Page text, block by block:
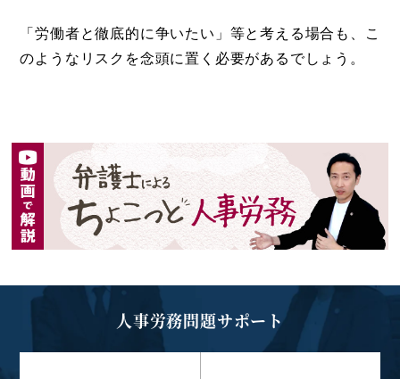
「労働者と徹底的に争いたい」等と考える場合も、こ
のようなリスクを念頭に置く必要があるでしょう。
人事労務問題サポート